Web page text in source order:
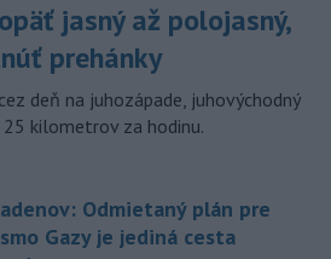
jasný až polojasný,
prehánky
deň na juhozápade, juhovýchodný
kilometrov za hodinu.
Odmietaný plán pre
Gazy je jediná cesta